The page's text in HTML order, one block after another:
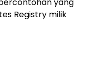
Registry milik